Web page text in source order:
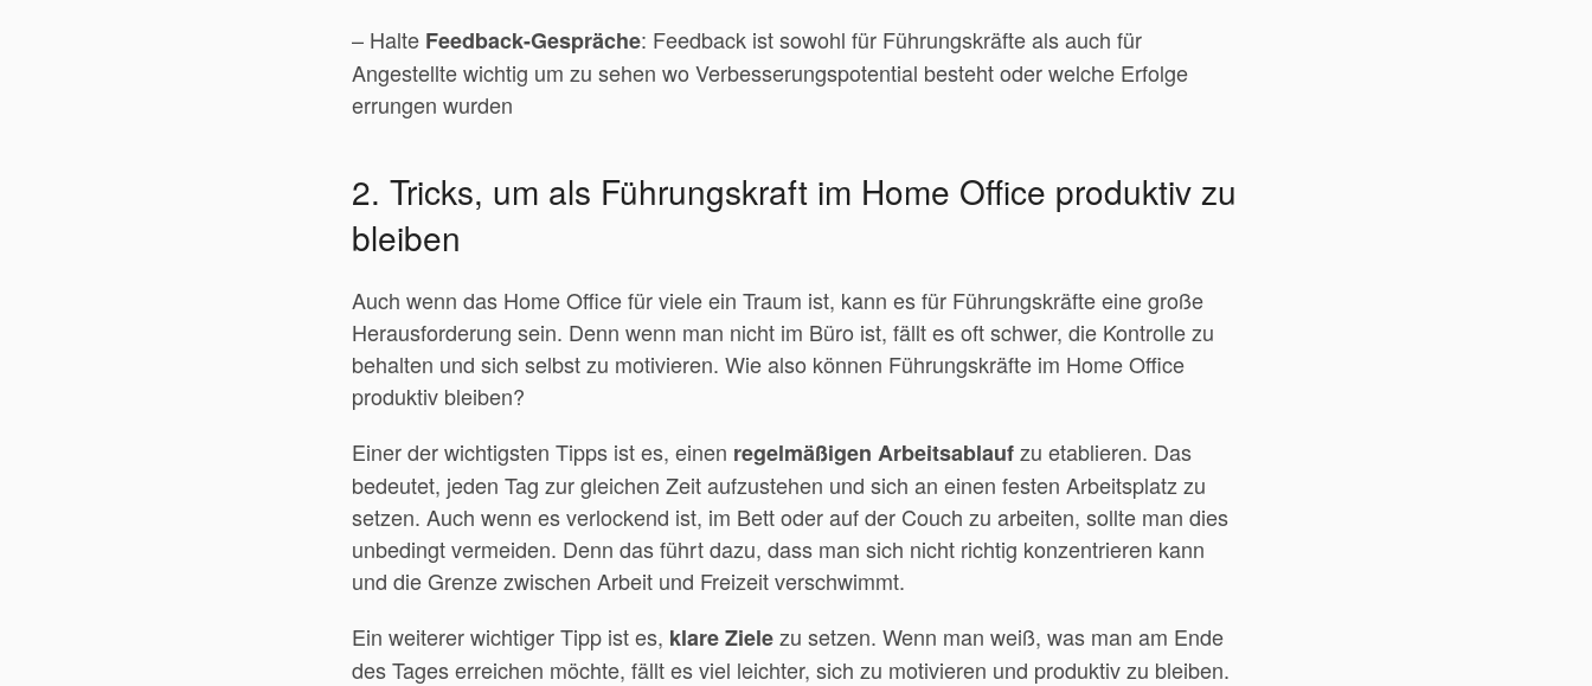
– Halte Feedback-Gespräche: Feedback ist sowohl für Führungskräfte als auch für
Angestellte wichtig um zu sehen wo Verbesserungspotential besteht oder welche Erfolge
errungen wurden
2. Tricks, um als Führungskraft im Home Office produktiv zu
bleiben
Auch wenn das Home Office für viele ein Traum ist, kann es für Führungskräfte eine große
Herausforderung sein. Denn wenn man nicht im Büro ist, fällt es oft schwer, die Kontrolle zu
behalten und sich selbst zu motivieren. Wie also können Führungskräfte im Home Office
produktiv bleiben?
Einer der wichtigsten Tipps ist es, einen regelmäßigen Arbeitsablaufzu etablieren. Das
bedeutet, jeden Tag zur gleichen Zeit aufzustehen und sich an einen festen Arbeitsplatz zu
setzen. Auch wenn es verlockend ist, im Bett oder auf der Couch zu arbeiten, sollte man dies
unbedingt vermeiden. Denn das führt dazu, dass man sich nicht richtig konzentrieren kann
und die Grenze zwischen Arbeit und Freizeit verschwimmt.
Ein weiterer wichtiger Tipp ist es, klare Zielezu setzen. Wenn man weiß, was man am Ende
des Tages erreichen möchte, fällt es viel leichter, sich zu motivieren und produktiv zu bleiben.